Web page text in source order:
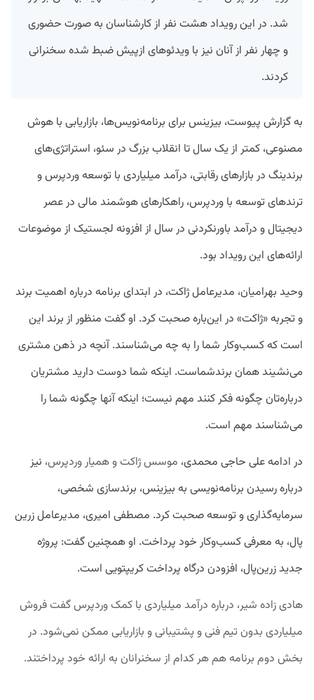
شد. در این رویداد هشت نفر از کارشناسان به صورت حضوری
و چهار نفر از آنان نیز با ویدئوهای ازپیش ضبط شده سخنرانی
کردند.
به گزارش پیوست، بیزینس برای برنامه‌نویس‌ها، بازاریابی با هوش
مصنوعی، کمتر از یک سال تا انقلاب بزرگ در سئو، استراتژی‌های
برندینگ در بازارهای رقابتی، درآمد میلیاردی با توسعه وردپرس و
ترندهای توسعه با وردپرس، راهکارهای هوشمند مالی در عصر
دیجیتال و درآمد باورنکردنی در سال از افزونه لجستیک از موضوعات
ارائه‌های این رویداد بود.
وحید بهرامیان، مدیرعامل ژاکت، در ابتدای برنامه درباره اهمیت برند
و تجربه «ژاکت» در این‌باره صحبت کرد. او گفت منظور از برند این
است که کسب‌وکار شما را به چه می‌شناسند. آنچه در ذهن مشتری
می‌نشیند همان برندشماست. اینکه شما دوست دارید مشتریان
درباره‌تان چگونه فکر کنند مهم نیست؛ اینکه آنها چگونه شما را
می‌شناسند مهم است.
در ادامه علی حاجی محمدی، موسس ژاکت و همیار وردپرس، نیز
درباره رسیدن برنامه‌نویسی به بیزینس، برندسازی شخصی،
سرمایه‌گذاری و توسعه صحبت کرد. مصطفی امیری، مدیرعامل زرین
پال، به معرفی کسب‌وکار خود پرداخت. او همچنین گفت: پروژه
جدید زرین‌پال، افزودن درگاه پرداخت کریپتویی است.
هادی زاده شیر، درباره درآمد میلیاردی با کمک وردپرس گفت فروش
میلیاردی بدون تیم فنی و پشتیبانی و بازاریابی ممکن نمی‌شود. در
بخش دوم برنامه هم هر کدام از سخنرانان به ارائه خود پرداختند.